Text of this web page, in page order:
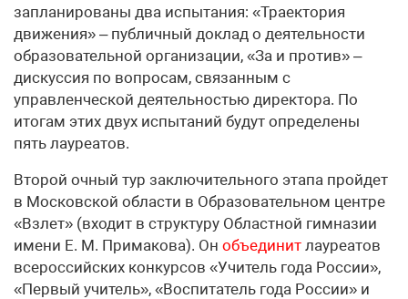
запланированы два испытания: «Траектория
движения» – публичный доклад о деятельности
образовательной организации, «За и против» –
дискуссия по вопросам, связанным с
управленческой деятельностью директора. По
итогам этих двух испытаний будут определены
пять лауреатов.
Второй очный тур заключительного этапа пройдет
в Московской области в Образовательном центре
«Взлет» (входит в структуру Областной гимназии
имени Е. М. Примакова). Он объединит лауреатов
всероссийских конкурсов «Учитель года России»,
«Первый учитель», «Воспитатель года России» и